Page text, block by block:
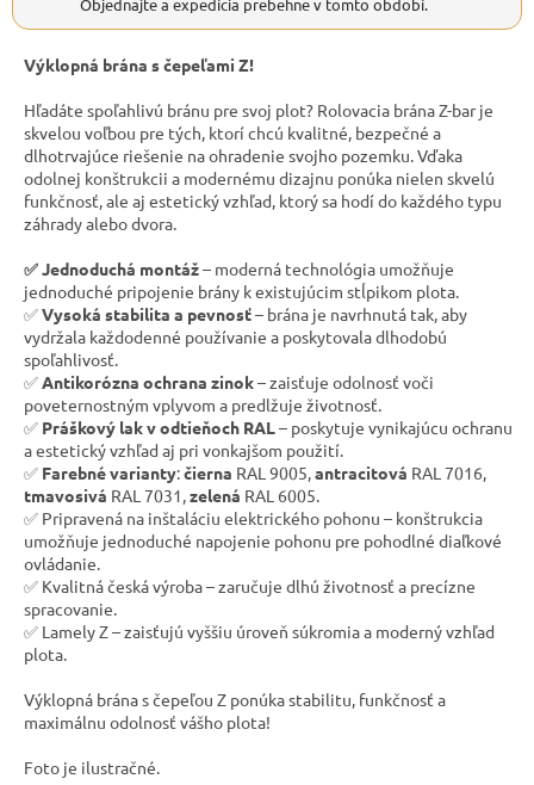
Výklopná brána s čepeľami Z!
Hľadáte spoľahlivú bránu pre svoj plot? Rolovacia brána Z-bar je
skvelou voľbou pre tých, ktorí chcú kvalitné, bezpečné a
dlhotrvajúce riešenie na ohradenie svojho pozemku. Vďaka
odolnej konštrukcii a modernému dizajnu ponúka nielen skvelú
funkčnosť, ale aj estetický vzhľad, ktorý sa hodí do každého typu
záhrady alebo dvora.
✅ Jednoduchá montáž– moderná technológia umožňuje
jednoduché pripojenie brány k existujúcim stĺpikom plota.
✅Vysoká stabilita a pevnosť– brána je navrhnutá tak, aby
vydržala každodenné používanie a poskytovala dlhodobú
spoľahlivosť.
✅ Antikorózna ochrana zinok– zaisťuje odolnosť voči
poveternostným vplyvom a predlžuje životnosť.
✅ Práškový lak v odtieňoch RAL – poskytuje vynikajúcu ochranu
a estetický vzhľad aj pri vonkajšom použití.
✅ Farebné varianty:čierna RAL 9005, antracitová RAL 7016,
tmavosivá RAL 7031, zelená RAL 6005.
✅ Pripravená na inštaláciu elektrického pohonu – konštrukcia
umožňuje jednoduché napojenie pohonu pre pohodlné diaľkové
ovládanie.
✅ Kvalitná česká výroba – zaručuje dlhú životnosť a precízne
spracovanie.
✅ Lamely Z – zaisťujú vyššiu úroveň súkromia a moderný vzhľad
plota.
Výklopná brána s čepeľou Z ponúka stabilitu, funkčnosť a
maximálnu odolnosť vášho plota!
Foto je ilustračné.